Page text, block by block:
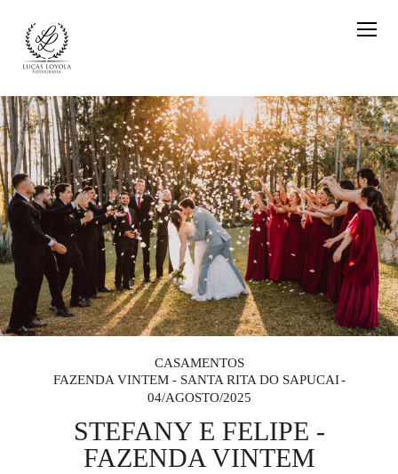
CASAMENTOS
FAZENDA VINTEM - SANTA RITA DO SAPUCAI
04/AGOSTO/2025
STEFANY E FELIPE -
FAZENDA VINTEM